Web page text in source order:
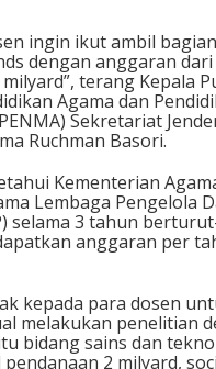
ingin ikut ambil
dengan anggaran
terang Kepala
Agama dan
Sekretariat
Ruchman Basori.
Kementerian
Lembaga Pengelola
selama 3 tahun
anggaran per
kepada para dosen
melakukan penelitian
bidang sains dan
2 milyard,